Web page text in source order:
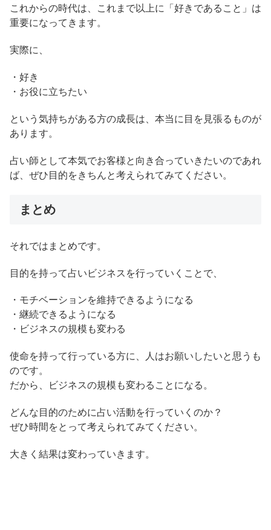
これからの時代は、これまで以上に「好きであること」は
重要になってきます。
実際に、
・好き
・お役に立ちたい
という気持ちがある方の成長は、本当に目を見張るものが
あります。
占い師として本気でお客様と向き合っていきたいのであれ
ば、ぜひ目的をきちんと考えられてみてください。
まとめ
それではまとめです。
目的を持って占いビジネスを行っていくことで、
・モチベーションを維持できるようになる
・継続できるようになる
・ビジネスの規模も変わる
使命を持って行っている方に、人はお願いしたいと思うも
のです。
だから、ビジネスの規模も変わることになる。
どんな目的のために占い活動を行っていくのか？
ぜひ時間をとって考えられてみてください。
大きく結果は変わっていきます。